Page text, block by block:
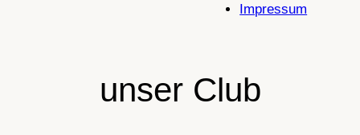
Impressum
unser Club